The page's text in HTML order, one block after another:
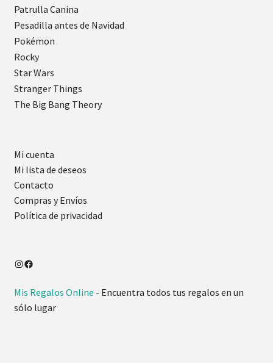
Patrulla Canina
Pesadilla antes de Navidad
Pokémon
Rocky
Star Wars
Stranger Things
The Big Bang Theory
Mi cuenta
Mi lista de deseos
Contacto
Compras y Envíos
Política de privacidad
Mis Regalos Online - Encuentra todos tus regalos en un
sólo lugar